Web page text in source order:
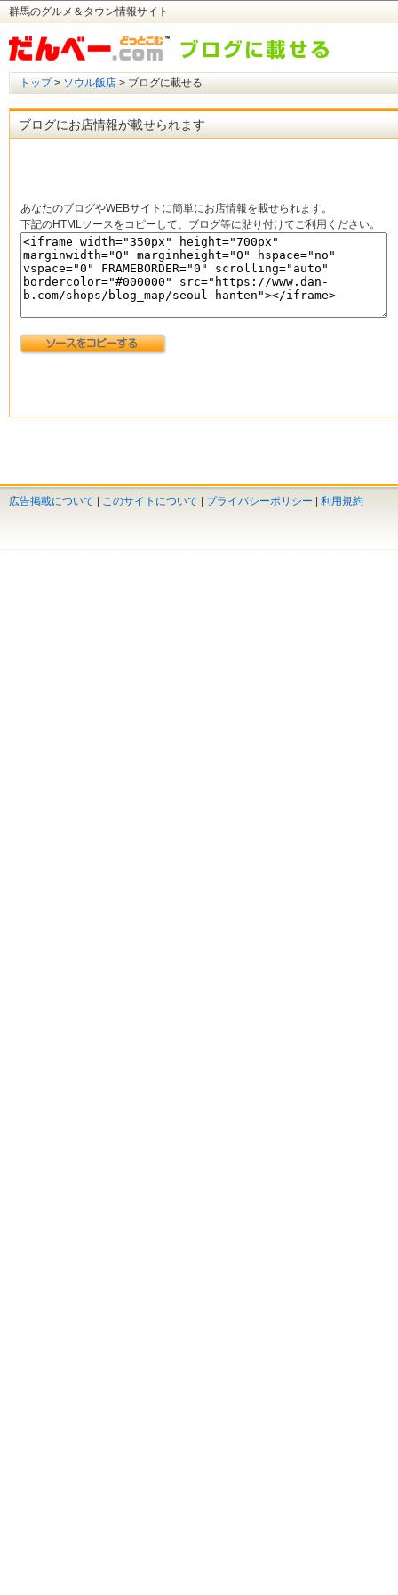
群馬のグルメ＆タウン情報サイト
トップ> ソウル飯店 > ブログに載せる
ブログにお店情報が載せられます
あなたのブログやWEBサイトに簡単にお店情報を載せられます。
下記のHTMLソースをコピーして、ブログ等に貼り付けてご利用ください。
広告掲載について このサイトについて プライバシーポリシー 利用規約